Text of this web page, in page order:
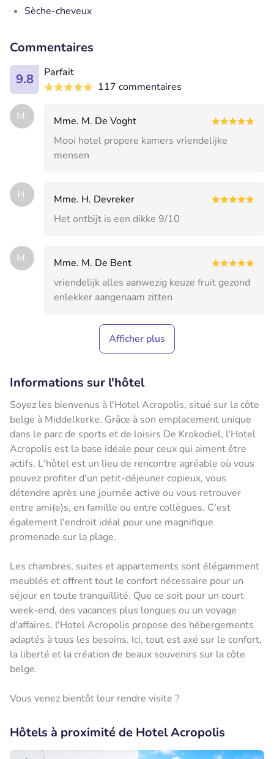
Sèche-cheveux
Commentaires
9.8
Parfait
117 commentaires
M.
Mme. M. De Voght
Mooi hotel propere kamers vriendelijke
mensen
H.
Mme. H. Devreker
Het ontbijt is een dikke 9/10
M.
Mme. M. De Bent
vriendelijk alles aanwezig keuze fruit gezond
enlekker aangenaam zitten
Afficher plus
Informations sur l'hôtel
Soyez les bienvenus à l'Hotel Acropolis, situé sur la côte
belge à Middelkerke. Grâce à son emplacement unique
dans le parc de sports et de loisirs De Krokodiel, l'Hotel
Acropolis est la base idéale pour ceux qui aiment être
actifs. L'hôtel est un lieu de rencontre agréable où vous
pouvez profiter d'un petit-déjeuner copieux, vous
détendre après une journée active ou vous retrouver
entre ami(e)s, en famille ou entre collègues. C'est
également l'endroit idéal pour une magnifique
promenade sur la plage.
Les chambres, suites et appartements sont élégamment
meublés et offrent tout le confort nécessaire pour un
séjour en toute tranquillité. Que ce soit pour un court
week-end, des vacances plus longues ou un voyage
d'affaires, l'Hotel Acropolis propose des hébergements
adaptés à tous les besoins. Ici, tout est axé sur le confort,
la liberté et la création de beaux souvenirs sur la côte
belge.
Vous venez bientôt leur rendre visite ?
Hôtels à proximité de Hotel Acropolis